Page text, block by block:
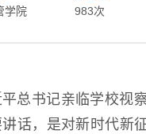
学院
983次
总书记亲临学校视
话，是对新时代新
逐梦冰雪 燃动工程